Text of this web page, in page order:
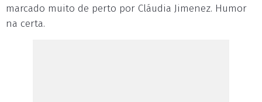
marcado muito de perto por Cláudia Jimenez. Humor
na certa.